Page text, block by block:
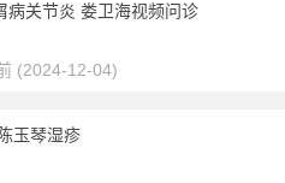
病关节炎 娄卫海视频问诊
(2024-12-04)
玉琴湿疹